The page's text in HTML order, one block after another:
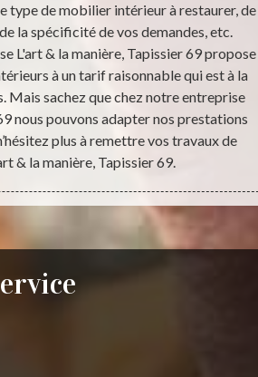
type de mobilier intérieur à restaurer, de
la spécificité de vos demandes, etc.
L'art & la manière, Tapissier 69 propose
à un tarif raisonnable qui est à la
Mais sachez que chez notre entreprise
nous pouvons adapter nos prestations
plus à remettre vos travaux de
& la manière, Tapissier 69.